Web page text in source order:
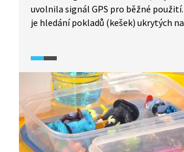
uvolnila signál GPS pro běžné
je hledání pokladů (kešek) ukrytých
obsahují logbook (malý sešitek), kam
zapisují. Pokud keš najdete, můžete
vzít, současně byste do ní ale měli
stejné nebo vyšší hodnoty. Kromě
předmětů keš může obsahovat
(trackovací) předměty. Pro hledání
budete potřebovat GPSku nebo